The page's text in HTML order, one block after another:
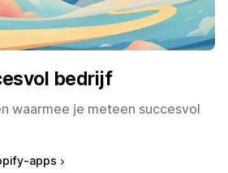
bedrijf
waarmee je meteen succesvol
apps